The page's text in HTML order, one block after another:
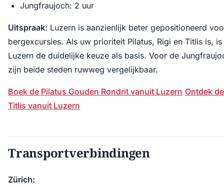
Jungfraujoch: 2 uur
Uitspraak: Luzern is aanzienlijk beter gepositioneerd
bergexcursies. Als uw prioriteit Pilatus, Rigi en Titlis is, is
Luzern de duidelijke keuze als basis. Voor de
zijn beide steden ruwweg vergelijkbaar.
Boek de Pilatus Gouden Rondrit vanuit Luzern Ontdek de
Titlis vanuit Luzern
Transportverbindingen
Zürich: